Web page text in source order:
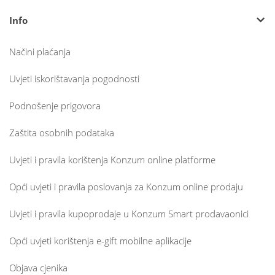
Info
Načini plaćanja
Uvjeti iskorištavanja pogodnosti
Podnošenje prigovora
Zaštita osobnih podataka
Uvjeti i pravila korištenja Konzum online platforme
Opći uvjeti i pravila poslovanja za Konzum online prodaju
Uvjeti i pravila kupoprodaje u Konzum Smart prodavaonici
Opći uvjeti korištenja e-gift mobilne aplikacije
Objava cjenika